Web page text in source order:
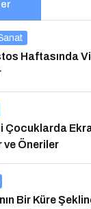
Haftasında
Çocuklarda
ve Öneriler
Bir Küre